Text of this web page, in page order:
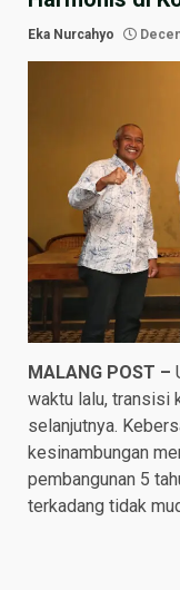
Eka Nurcahyo
MALANG POST –
waktu lalu, transisi
selanjutnya.
kesinambungan
pembangunan 5
terkadang tidak